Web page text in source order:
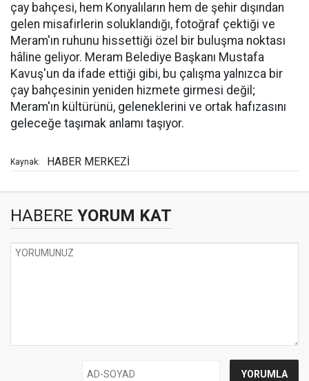
çay bahçesi, hem Konyalıların hem de şehir dışından
gelen misafirlerin soluklandığı, fotoğraf çektiği ve
Meram'ın ruhunu hissettiği özel bir buluşma noktası
hâline geliyor. Meram Belediye Başkanı Mustafa
Kavuş'un da ifade ettiği gibi, bu çalışma yalnızca bir
çay bahçesinin yeniden hizmete girmesi değil;
Meram'ın kültürünü, geleneklerini ve ortak hafızasını
geleceğe taşımak anlamı taşıyor.
Kaynak: HABER MERKEZİ
HABERE YORUM KAT